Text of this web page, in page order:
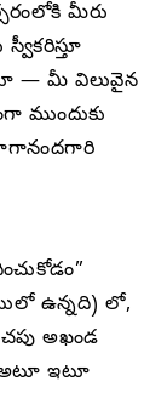
మీరు
— మీ విలువైన
ముందుకు
ఉన్నది) లో,
అఖండ
ఇటూ